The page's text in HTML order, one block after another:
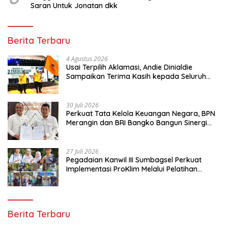
Saran Untuk Jonatan dkk
Berita Terbaru
4 Agustus 2026
Usai Terpilih Aklamasi, Andie Dinialdie
Sampaikan Terima Kasih kepada Seluruh
30 Juli 2026
Perkuat Tata Kelola Keuangan Negara, BPN
Merangin dan BRI Bangko Bangun Sinergi
27 Juli 2026
Pegadaian Kanwil III Sumbagsel Perkuat
Implementasi ProKlim Melalui Pelatihan
Berita Terbaru